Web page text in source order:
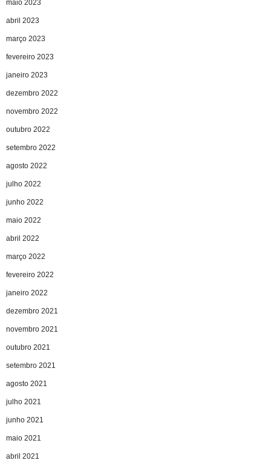
maio 2023
abril 2023
março 2023
fevereiro 2023
janeiro 2023
dezembro 2022
novembro 2022
outubro 2022
setembro 2022
agosto 2022
julho 2022
junho 2022
maio 2022
abril 2022
março 2022
fevereiro 2022
janeiro 2022
dezembro 2021
novembro 2021
outubro 2021
setembro 2021
agosto 2021
julho 2021
junho 2021
maio 2021
abril 2021